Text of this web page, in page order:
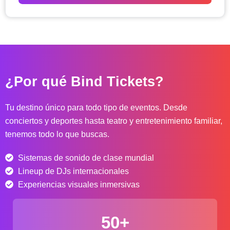
d
p
c
i
s
:
d
d
$
¿Por qué Bind Tickets?
Tu destino único para todo tipo de eventos. Desde
conciertos y deportes hasta teatro y entretenimiento familiar,
tenemos todo lo que buscas.
Sistemas de sonido de clase mundial
Lineup de DJs internacionales
Experiencias visuales inmersivas
50+